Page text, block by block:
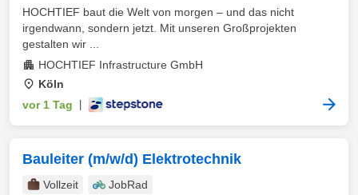
HOCHTIEF baut die Welt von morgen – und das nicht
irgendwann, sondern jetzt. Mit unseren Großprojekten
gestalten wir ...
HOCHTIEF Infrastructure GmbH
Köln
vor 1 Tag
Bauleiter (m/w/d) Elektrotechnik
Vollzeit
JobRad